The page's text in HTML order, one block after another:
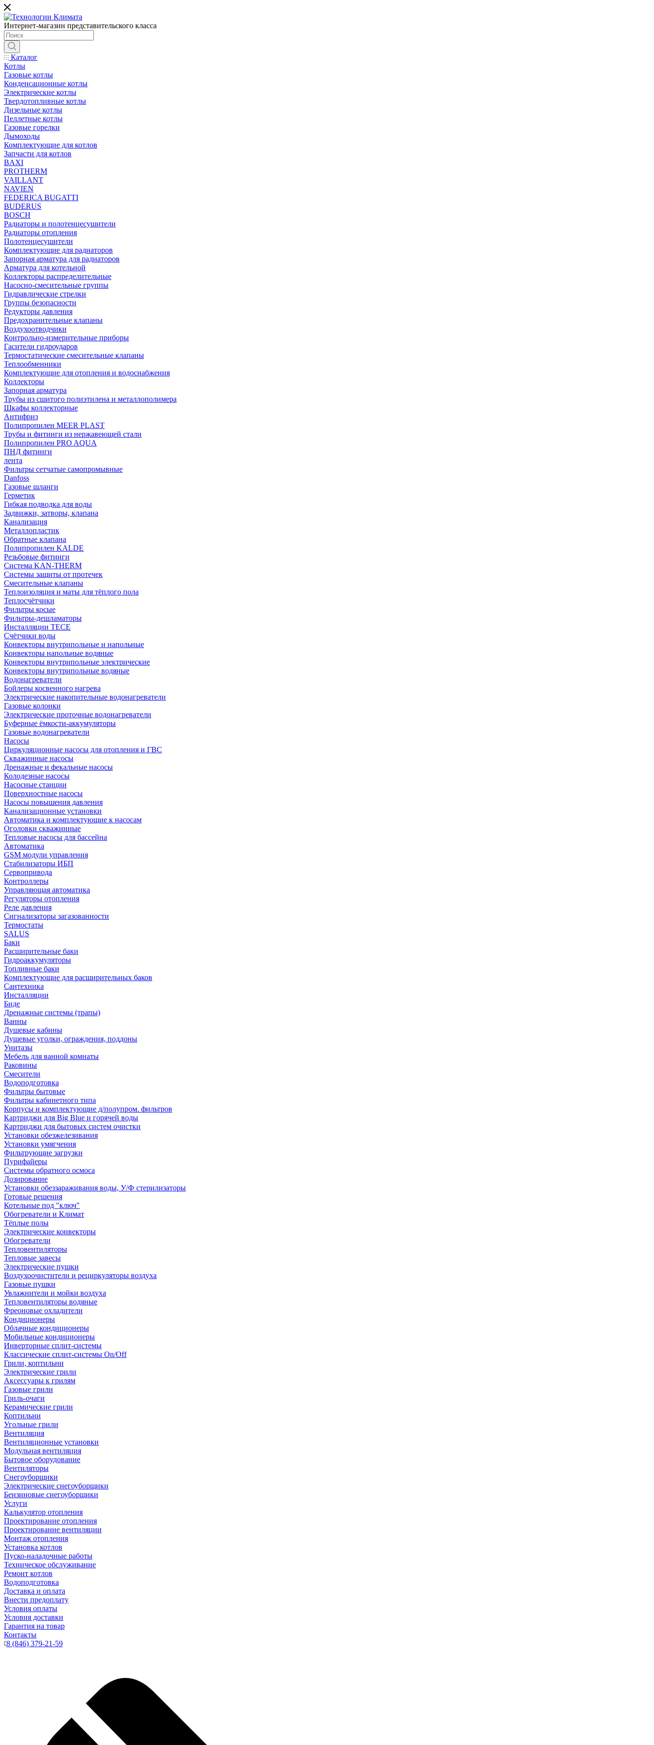
Интернет-магазин представительского класса
Каталог
Котлы
Газовые котлы
Конденсационные котлы
Электрические котлы
Твердотопливные котлы
Дизельные котлы
Пеллетные котлы
Газовые горелки
Дымоходы
Комплектующие для котлов
Запчасти для котлов
BAXI
PROTHERM
VAILLANT
NAVIEN
FEDERICA BUGATTI
BUDERUS
BOSCH
Радиаторы и полотенцесушители
Радиаторы отопления
Полотенцесушители
Комплектующие для радиаторов
Запорная арматура для радиаторов
Арматура для котельной
Коллекторы распределительные
Насосно-смесительные группы
Гидравлические стрелки
Группы безопасности
Редукторы давления
Предохранительные клапаны
Воздухоотводчики
Контрольно-измерительные приборы
Гасители гидроударов
Термостатические смесительные клапаны
Теплообменники
Комплектующие для отопления и водоснабжения
Коллекторы
Запорная арматура
Трубы из сшитого полиэтилена и металлополимера
Шкафы коллекторные
Антифриз
Полипропилен MEER PLAST
Трубы и фитинги из нержавеющей стали
Полипропилен PRO AQUA
ПНД фитинги
лента
Фильтры сетчатые самопромывные
Danfoss
Газовые шланги
Герметик
Гибкая подводка для воды
Задвижки, затворы, клапана
Канализация
Металлопластик
Обратные клапана
Полипропилен KALDE
Резьбовые фитинги
Система KAN-THERM
Системы защиты от протечек
Смесительные клапаны
Теплоизоляция и маты для тёплого пола
Теплосчётчики
Фильтры косые
Фильтры-дешламаторы
Инсталляции TECE
Счётчики воды
Конвекторы внутрипольные и напольные
Конвекторы напольные водяные
Конвекторы внутрипольные электрические
Конвекторы внутрипольные водяные
Водонагреватели
Бойлеры косвенного нагрева
Электрические накопительные водонагреватели
Газовые колонки
Электрические проточные водонагреватели
Буферные ёмкости-аккумуляторы
Газовые водонагреватели
Насосы
Циркуляционные насосы для отопления и ГВС
Скважинные насосы
Дренажные и фекальные насосы
Колодезные насосы
Насосные станции
Поверхностные насосы
Насосы повышения давления
Канализационные установки
Автоматика и комплектующие к насосам
Оголовки скважинные
Тепловые насосы для бассейна
Автоматика
GSM модули управления
Стабилизаторы ИБП
Сервопривода
Контроллеры
Управляющая автоматика
Регуляторы отопления
Реле давления
Сигнализаторы загазованности
Термостаты
SALUS
Баки
Расширительные баки
Гидроаккумуляторы
Топливные баки
Комплектующие для расширительных баков
Сантехника
Инсталляции
Биде
Дренажные системы (трапы)
Ванны
Душевые кабины
Душевые уголки, ограждения, поддоны
Унитазы
Мебель для ванной комнаты
Раковины
Смесители
Водоподготовка
Фильтры бытовые
Фильтры кабинетного типа
Корпусы и комплектующие д/полупром. фильтров
Картриджи для Big Blue и горячей воды
Картриджи для бытовых систем очистки
Установки обезжелезивания
Установки умягчения
Фильтрующие загрузки
Пурифайеры
Системы обратного осмоса
Дозирование
Установки обеззараживания воды, У/Ф стерилизаторы
Готовые решения
Котельные под "ключ"
Обогреватели и Климат
Тёплые полы
Электрические конвекторы
Обогреватели
Тепловентиляторы
Тепловые завесы
Электрические пушки
Воздухоочистители и рециркуляторы воздуха
Газовые пушки
Увлажнители и мойки воздуха
Тепловентиляторы водяные
Фреоновые охладители
Кондиционеры
Облачные кондиционеры
Мобильные кондиционеры
Инверторные сплит-системы
Классические сплит-системы On/Off
Грили, коптильни
Электрические грили
Аксессуары к грилям
Газовые грили
Гриль-очаги
Керамические грили
Коптильни
Угольные грили
Вентиляция
Вентиляционные установки
Модульная вентиляция
Бытовое оборудование
Вентиляторы
Снегоуборщики
Электрические снегоуборщики
Бензиновые снегоуборщики
Услуги
Калькулятор отопления
Проектирование отопления
Проектирование вентиляции
Монтаж отопления
Установка котлов
Пуско-наладочные работы
Техническое обслуживание
Ремонт котлов
Водоподготовка
Доставка и оплата
Внести предоплату
Условия оплаты
Условия доставки
Гарантия на товар
Контакты
8 (846) 379-21-59